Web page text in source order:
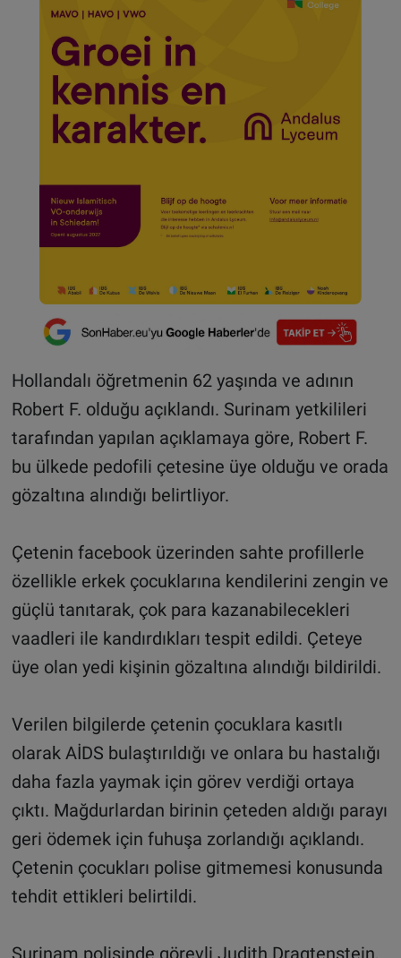
Hollandalı öğretmenin 62 yaşında ve adının
Robert F. olduğu açıklandı. Surinam yetkilileri
tarafından yapılan açıklamaya göre, Robert F.
bu ülkede pedofili çetesine üye olduğu ve orada
gözaltına alındığı belirtliyor.
Çetenin facebook üzerinden sahte profillerle
özellikle erkek çocuklarına kendilerini zengin ve
güçlü tanıtarak, çok para kazanabilecekleri
vaadleri ile kandırdıkları tespit edildi. Çeteye
üye olan yedi kişinin gözaltına alındığı bildirildi.
Verilen bilgilerde çetenin çocuklara kasıtlı
olarak AİDS bulaştırıldığı ve onlara bu hastalığı
daha fazla yaymak için görev verdiği ortaya
çıktı. Mağdurlardan birinin çeteden aldığı parayı
geri ödemek için fuhuşa zorlandığı açıklandı.
Çetenin çocukları polise gitmemesi konusunda
tehdit ettikleri belirtildi.
Surinam polisinde görevli Judith Dragtenstein,